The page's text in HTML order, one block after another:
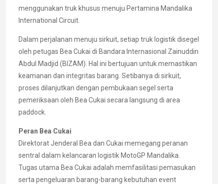
menggunakan truk khusus menuju Pertamina Mandalika
International Circuit.
Dalam perjalanan menuju sirkuit, setiap truk logistik disegel
oleh petugas Bea Cukai di Bandara Internasional Zainuddin
Abdul Madjid (BIZAM). Hal ini bertujuan untuk memastikan
keamanan dan integritas barang. Setibanya di sirkuit,
proses dilanjutkan dengan pembukaan segel serta
pemeriksaan oleh Bea Cukai secara langsung di area
paddock.
Peran Bea Cukai
Direktorat Jenderal Bea dan Cukai memegang peranan
sentral dalam kelancaran logistik MotoGP Mandalika.
Tugas utama Bea Cukai adalah memfasilitasi pemasukan
serta pengeluaran barang-barang kebutuhan event